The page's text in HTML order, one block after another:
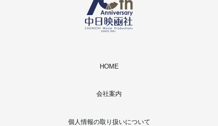
HOME
会社案内
個人情報の取り扱いについて